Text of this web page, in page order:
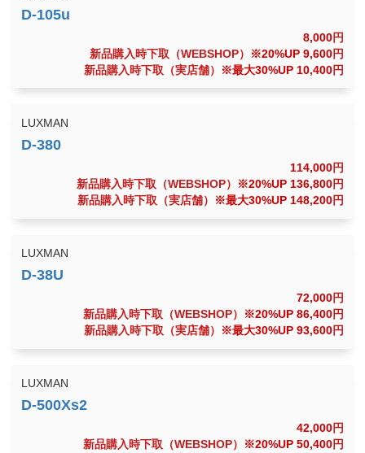
8,000円
新品購入時下取（WEBSHOP）
※20%UP 9,600円
新品購入時下取（実店舗）
※最大30%UP 10,400円
LUXMAN
114,000円
新品購入時下取（WEBSHOP）
※20%UP 136,800円
新品購入時下取（実店舗）
※最大30%UP 148,200円
LUXMAN
72,000円
新品購入時下取（WEBSHOP）
※20%UP 86,400円
新品購入時下取（実店舗）
※最大30%UP 93,600円
LUXMAN
42,000円
新品購入時下取（WEBSHOP）
※20%UP 50,400円